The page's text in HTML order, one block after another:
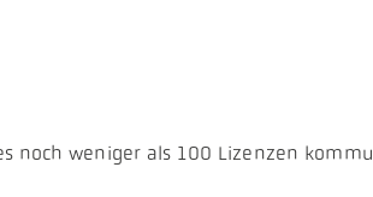
noch weniger als 100 Lizenzen